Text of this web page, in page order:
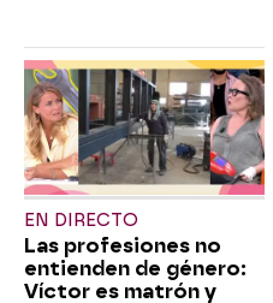
EN DIRECTO
Las profesiones no
entienden de género:
Víctor es matrón y